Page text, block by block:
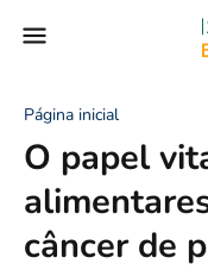
Página inicial
O papel
câncer de